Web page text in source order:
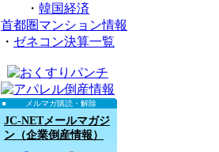
・ 韓国経済
首都圏マンション情報
・ ゼネコン決算一覧
メルマガ購読・解除
JC-NETメールマガジ
ン（企業倒産情報）